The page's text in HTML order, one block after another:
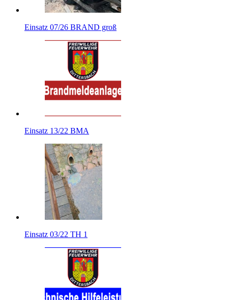
Einsatz 07/26 BRAND groß
Einsatz 13/22 BMA
Einsatz 03/22 TH 1